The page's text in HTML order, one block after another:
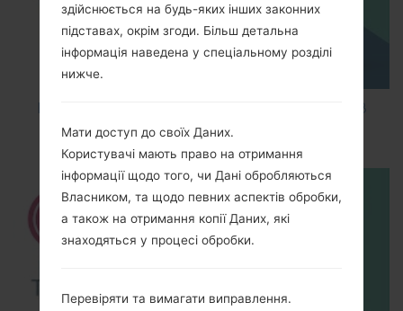
How to Factory Reset through code on LG K8
M200E?
здійснюється на будь-яких інших законних
підставах, окрім згоди. Більш детальна
інформація наведена у спеціальному розділі
нижче.
Мати доступ до своїх Даних.
Користувачі мають право на отримання
інформації щодо того, чи Дані обробляються
Власником, та щодо певних аспектів обробки,
а також на отримання копії Даних, які
знаходяться у процесі обробки.
Перевіряти та вимагати виправлення.